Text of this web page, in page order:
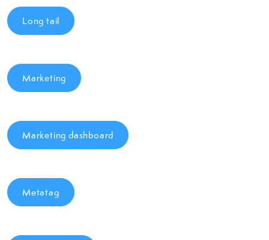
Long tail
Marketing
Marketing dashboard
Metatag